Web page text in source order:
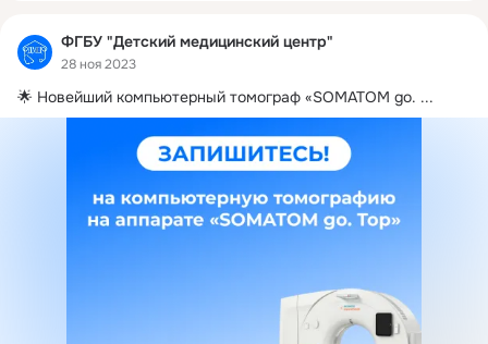
ФГБУ "Детский медицинский центр"
28 ноя 2023
🌟 Новейший компьютерный томограф «SOMATOM go. ...